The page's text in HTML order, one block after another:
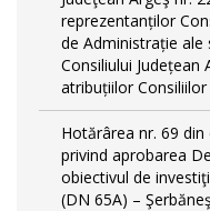
reprezentanților
de Administrație
Consiliului Județean
atribuțiilor
Hotărârea nr. 69
privind aprobarea
obiectivul de
(DN 65A) –